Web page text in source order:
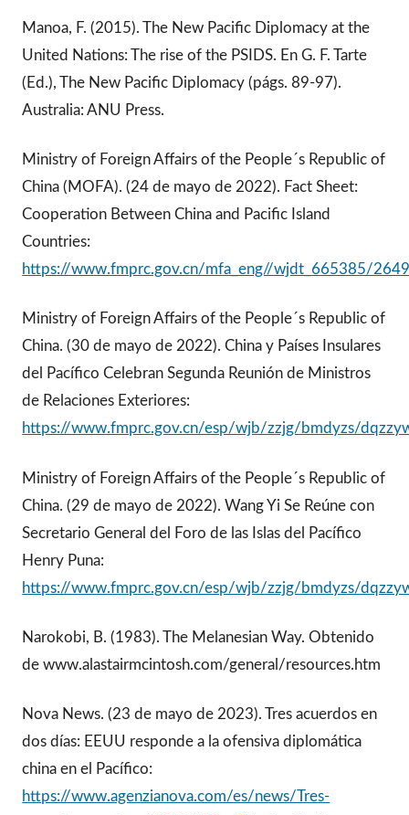
Manoa, F. (2015). The New Pacific Diplomacy at the
United Nations: The rise of the PSIDS. En G. F. Tarte
(Ed.), The New Pacific Diplomacy (págs. 89-97).
Australia: ANU Press.
Ministry of Foreign Affairs of the People´s Republic of
China (MOFA). (24 de mayo de 2022). Fact Sheet:
Cooperation Between China and Pacific Island
Countries:
https://www.fmprc.gov.cn/mfa_eng//wjdt_665385/
Ministry of Foreign Affairs of the People´s Republic of
China. (30 de mayo de 2022). China y Países Insulares
del Pacífico Celebran Segunda Reunión de Ministros
de Relaciones Exteriores:
https://www.fmprc.gov.cn/esp/wjb/zzjg/bmdyzs/
Ministry of Foreign Affairs of the People´s Republic of
China. (29 de mayo de 2022). Wang Yi Se Reúne con
Secretario General del Foro de las Islas del Pacífico
Henry Puna:
https://www.fmprc.gov.cn/esp/wjb/zzjg/bmdyzs/
Narokobi, B. (1983). The Melanesian Way. Obtenido
de www.alastairmcintosh.com/general/resources.htm
Nova News. (23 de mayo de 2023). Tres acuerdos en
dos días: EEUU responde a la ofensiva diplomática
china en el Pacífico:
https://www.agenzianova.com/es/news/Tres-